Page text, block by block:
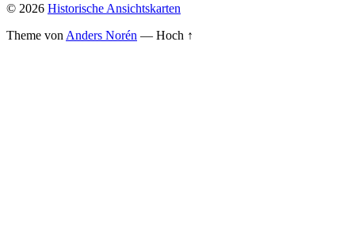
© 2026 Historische Ansichtskarten
Theme von Anders Norén — Hoch ↑